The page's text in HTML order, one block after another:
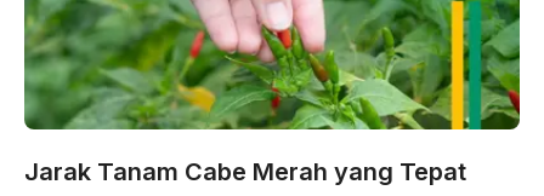
Jarak Tanam Cabe Merah yang Tepat